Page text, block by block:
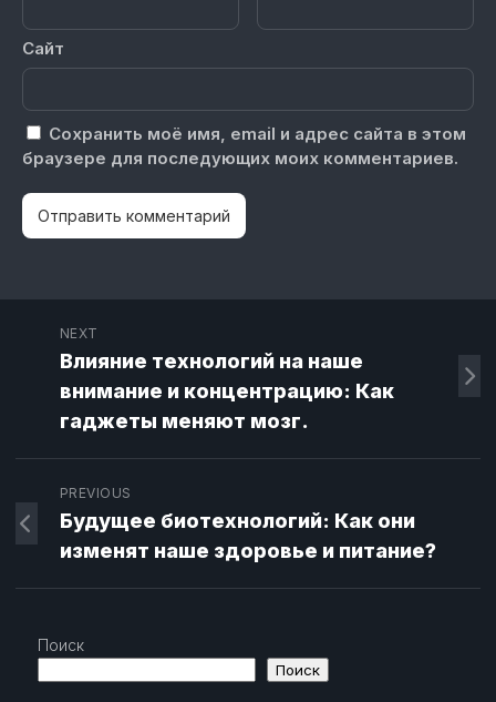
Сайт
Сохранить моё имя, email и адрес сайта в этом
браузере для последующих моих комментариев.
NEXT
Влияние технологий на наше
внимание и концентрацию: Как
гаджеты меняют мозг.
PREVIOUS
Будущее биотехнологий: Как они
изменят наше здоровье и питание?
Поиск
Поиск